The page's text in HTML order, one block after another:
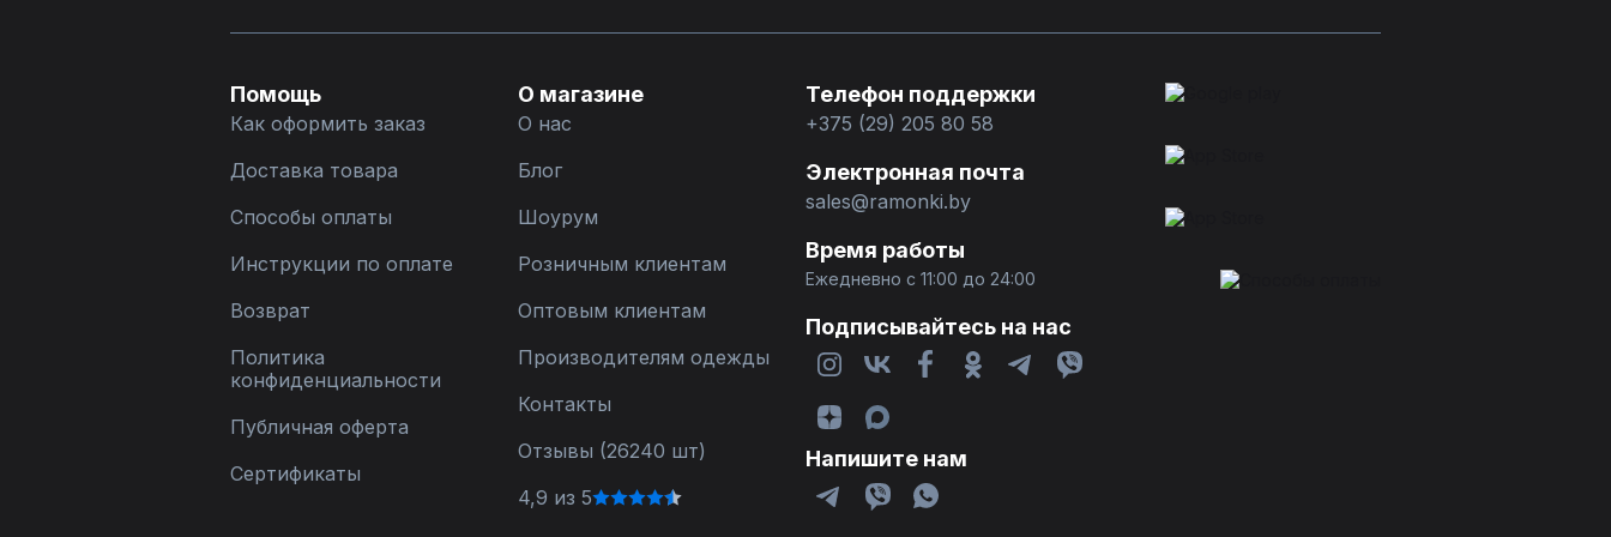
Помощь
Как оформить заказ
Доставка товара
Способы оплаты
Инструкции по оплате
Возврат
Политика
конфиденциальности
Публичная оферта
Сертификаты
О магазине
О нас
Блог
Шоурум
Розничным клиентам
Оптовым клиентам
Производителям одежды
Контакты
Отзывы (26240 шт)
4,9 из 5
Телефон поддержки
+375 (29) 205 80 58
Электронная почта
sales@ramonki.by
Время работы
Ежедневно с 11:00 до 24:00
Подписывайтесь на нас
Напишите нам